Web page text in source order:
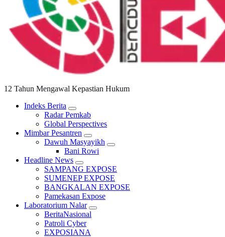
12 Tahun Mengawal Kepastian Hukum
Indeks Berita
Radar Pemkab
Global Perspectives
Mimbar Pesantren
Dawuh Masyayikh
Bani Rowi
Headline News
SAMPANG EXPOSE
SUMENEP EXPOSE
BANGKALAN EXPOSE
Pamekasan Expose
Laboratorium Nalar
BeritaNasional
Patroli Cyber
EXPOSIANA